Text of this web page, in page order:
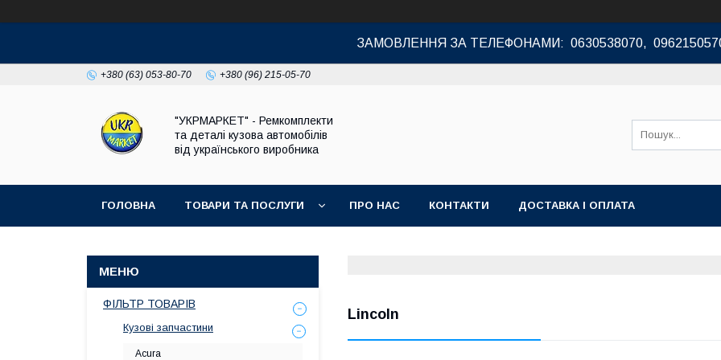
ЗАМОВЛЕННЯ ЗА ТЕЛЕФОНАМИ: 0630538070,
+380 (63) 053-80-70 +380 (96) 215-05-70
"УКРМАРКЕТ" - Ремкомплекти
та деталі кузова автомобілів
від українського виробника
ГОЛОВНА ТОВАРИ ТА ПОСЛУГИ ПРО НАС КОНТАКТИ ДОСТАВКА І ОПЛАТА
Lincoln
ФІЛЬТР ТОВАРІВ
Кузові запчастини
Acura